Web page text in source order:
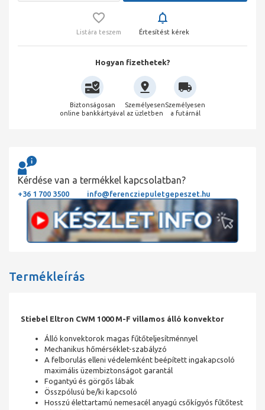
Listára teszem Értesítést kérek
Hogyan fizethetek?
Biztonságosan
online bankkártyával
Személyesen
az üzletben
Személyesen
a futárnál
Kérdése van a termékkel kapcsolatban?
+36 1 700 3500 info@ferencziepuletgepeszet.hu
Termékleírás
Stiebel Eltron CWM 1000 M-F villamos álló konvektor
Álló konvektorok magas fűtőteljesítménnyel
Mechanikus hőmérséklet-szabályzó
A felborulás elleni védelemként beépített ingakapcsoló
maximális üzembiztonságot garantál
Fogantyú és görgős lábak
Összpólusú be/ki kapcsoló
Hosszú élettartamú nemesacél anyagú csőkígyós fűtőtest